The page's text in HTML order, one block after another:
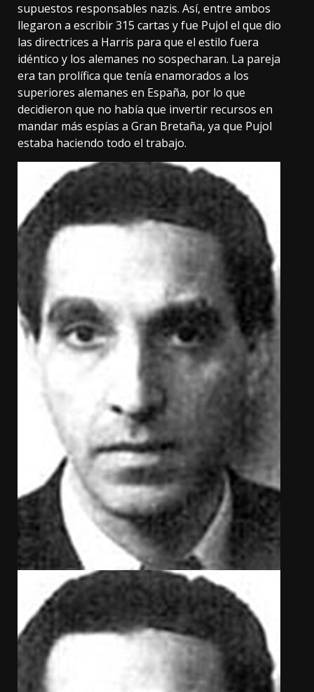
supuestos responsables nazis. Así, entre ambos
llegaron a escribir 315 cartas y fue Pujol el que dio
las directrices a Harris para que el estilo fuera
idéntico y los alemanes no sospecharan. La pareja
era tan prolífica que tenía enamorados a los
superiores alemanes en España, por lo que
decidieron que no había que invertir recursos en
mandar más espías a Gran Bretaña, ya que Pujol
estaba haciendo todo el trabajo.